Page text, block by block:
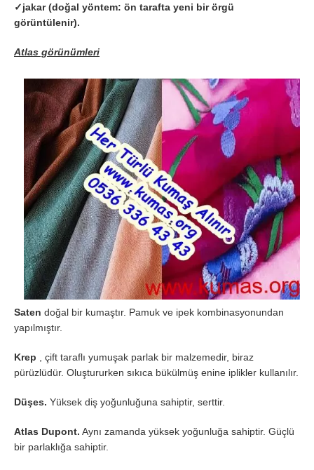
✓jakar (doğal yöntem: ön tarafta yeni bir örgü
görüntülenir).
Atlas görünümleri
Saten doğal bir kumaştır. Pamuk ve ipek kombinasyonundan
yapılmıştır.
Krep
, çift taraflı yumuşak parlak bir malzemedir, biraz
pürüzlüdür. Oluştururken sıkıca bükülmüş enine iplikler kullanılır.
Düşes. Yüksek diş yoğunluğuna sahiptir, serttir.
Atlas Dupont. Aynı zamanda yüksek yoğunluğa sahiptir. Güçlü
bir parlaklığa sahiptir.